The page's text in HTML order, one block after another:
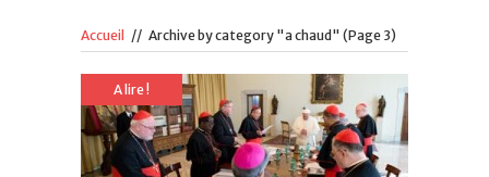
Accueil // Archive by category "a chaud" (Page 3)
A lire !